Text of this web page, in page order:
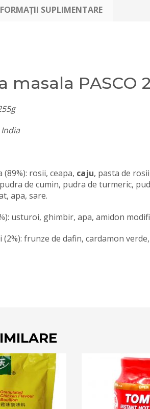
SUPLIMENTARE
masala PASCO
rosii, ceapa, caju, pasta de
de cumin, pudra de turmeric,
apa, sare.
usturoi, ghimbir, apa, amidon
(2%): frunze de dafin, cardamon